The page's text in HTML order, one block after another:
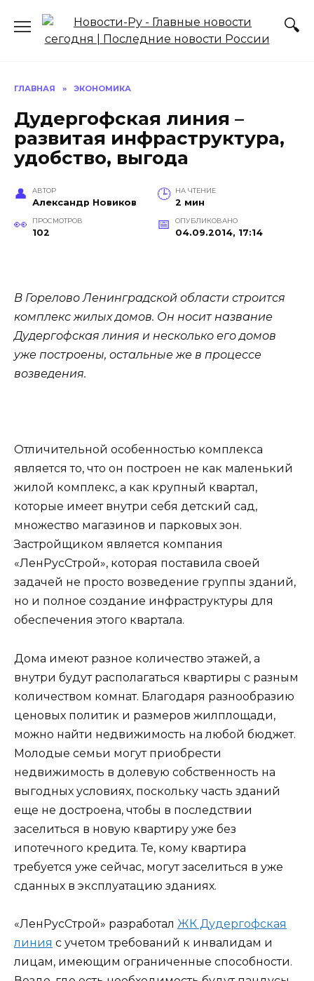
содержанию
ГЛАВНАЯ » ЭКОНОМИКА
Дудергофская линия –
развитая инфраструктура,
удобство, выгода
АВТОР
Александр Новиков
НА ЧТЕНИЕ
2 мин
ПРОСМОТРОВ
102
ОПУБЛИКОВАНО
04.09.2014, 17:14
В Горелово Ленинградской области строится
комплекс жилых домов. Он носит название
Дудергофская линия и несколько его домов
уже построены, остальные же в процессе
возведения.
Отличительной особенностью комплекса
является то, что он построен не как маленький
жилой комплекс, а как крупный квартал,
которые имеет внутри себя детский сад,
множество магазинов и парковых зон.
Застройщиком является компания
«ЛенРусСтрой», которая поставила своей
задачей не просто возведение группы зданий,
но и полное создание инфраструктуры для
обеспечения этого квартала.
Дома имеют разное количество этажей, а
внутри будут располагаться квартиры с разным
количеством комнат. Благодаря разнообразию
ценовых политик и размеров жилплощади,
можно найти недвижимость на любой бюджет.
Молодые семьи могут приобрести
недвижимость в долевую собственность на
выгодных условиях, поскольку часть зданий
еще не достроена, чтобы в последствии
заселиться в новую квартиру уже без
ипотечного кредита. Те, кому квартира
требуется уже сейчас, могут заселиться в уже
сданных в эксплуатацию зданиях.
«ЛенРусСтрой» разработал ЖК Дудергофская
линия с учетом требований к инвалидам и
лицам, имеющим ограниченные способности.